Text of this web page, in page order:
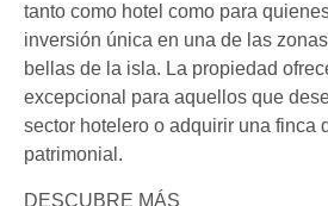
tanto como hotel como para
inversión única en una de las
bellas de la isla. La propiedad
excepcional para aquellos que
sector hotelero o adquirir una finca
patrimonial.
DESCUBRE MÁS